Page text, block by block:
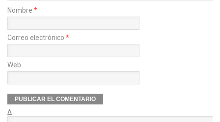
Nombre *
Correo electrónico *
Web
Δ